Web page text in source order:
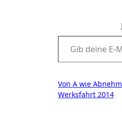
Gib deine E-Mail-Adresse ein ...
Von A wie
Werksfahrt 2014